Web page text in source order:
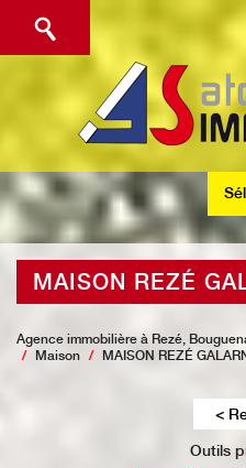
MAISON REZÉ
Agence immobilière à Rezé,
Maison
MAISON REZÉ
<
Outils